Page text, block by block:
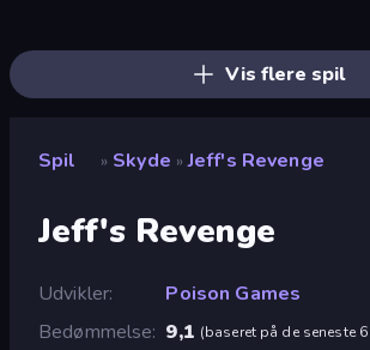
Vis flere spil
Spil » Skyde » Jeff's Revenge
Jeff's Revenge
Udvikler
Poison Games
Bedømmelse 9,1 (baseret på de seneste